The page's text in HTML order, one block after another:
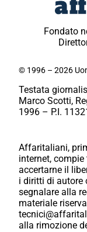
Fondato
© 1996 – 2026
Testata
Marco Scotti,
1996 – P.I.
Affaritaliani,
internet,
accertarne il
i diritti di autore
segnalare alla
materiale
alla rimozione